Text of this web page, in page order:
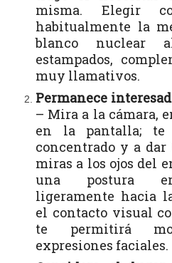
misma. Elegir
habitualmente la
blanco nuclear
estampados,
muy llamativos.
Permanece
– Mira a la cámara,
en la pantalla; te
concentrado y a
miras a los ojos del
una postura
ligeramente hacia
el contacto visual
te permitirá
expresiones faciales.